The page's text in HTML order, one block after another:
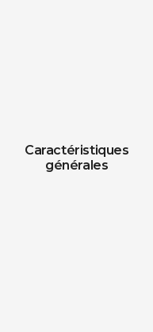
Caractéristiques
générales